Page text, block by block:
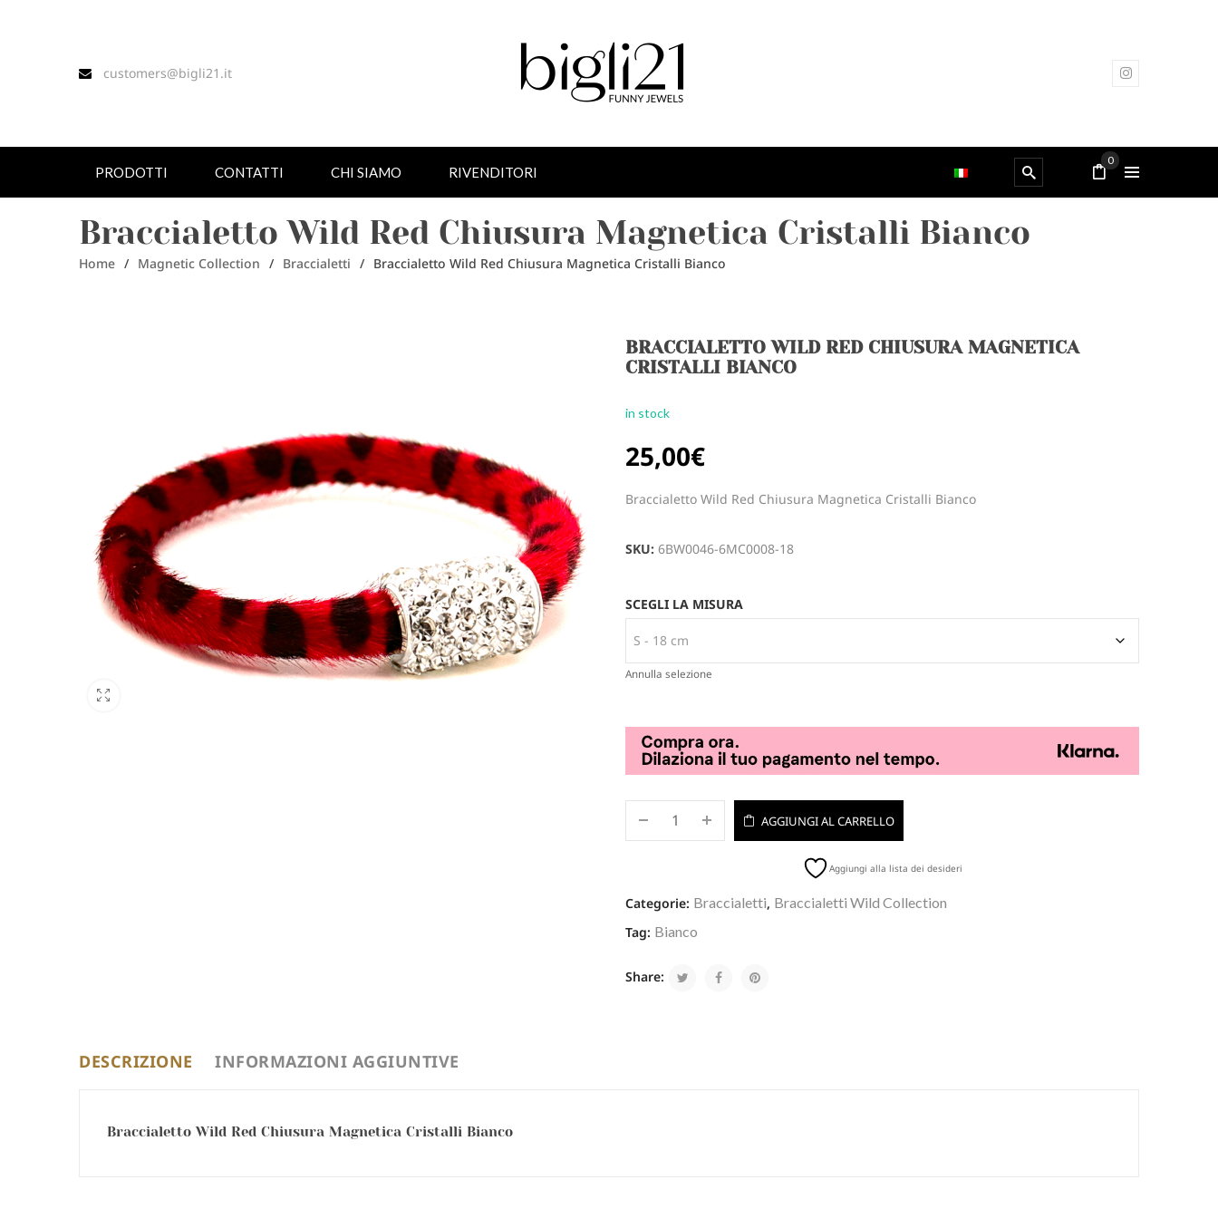
customers@bigli21.it
PRODOTTI CONTATTI CHI SIAMO RIVENDITORI
0
Braccialetto Wild Red Chiusura Magnetica Cristalli Bianco
Home / Magnetic Collection / Braccialetti / Braccialetto Wild Red Chiusura Magnetica Cristalli Bianco
BRACCIALETTO WILD RED CHIUSURA MAGNETICA
CRISTALLI BIANCO
in stock
25,00€
Braccialetto Wild Red Chiusura Magnetica Cristalli Bianco
SKU:6BW0046-6MC0008-18
SCEGLI LA MISURA
Annulla selezione
AGGIUNGI AL CARRELLO
Aggiungi alla lista dei desideri
Categorie: Braccialetti, Braccialetti Wild Collection
Tag: Bianco
Share:
DESCRIZIONE INFORMAZIONI AGGIUNTIVE
Braccialetto Wild Red Chiusura Magnetica Cristalli Bianco